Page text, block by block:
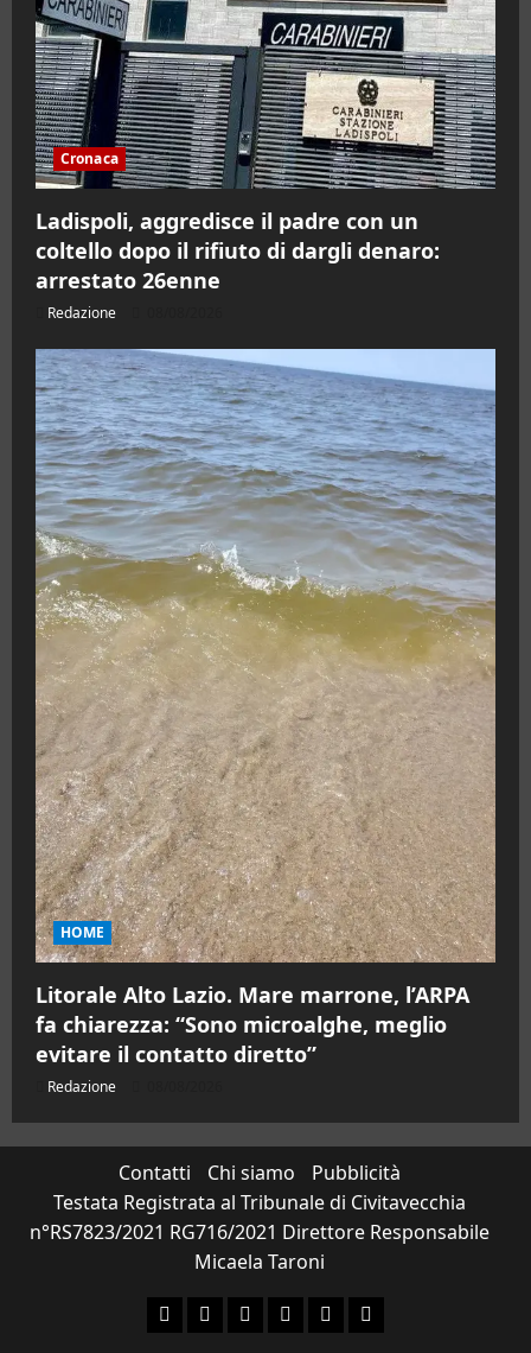
Cronaca
Ladispoli, aggredisce il padre con un
coltello dopo il rifiuto di dargli denaro:
arrestato 26enne
Redazione
HOME
Litorale Alto Lazio. Mare marrone, l’ARPA
fa chiarezza: “Sono microalghe, meglio
evitare il contatto diretto”
Redazione
Contatti Chi siamo
Pubblicità
Testata Registrata al Tribunale di Civitavecchia
n°RS7823/2021 RG716/2021 Direttore Responsabile
Micaela Taroni
FacebookInstagram
YouTubeTwitterEmailEnte Parco